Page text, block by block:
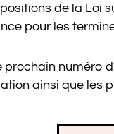
de la Loi
pour les
prochain numéro
ainsi que les